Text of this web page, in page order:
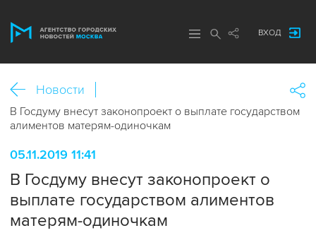
ВХОД
Новости
В Госдуму внесут законопроект о выплате государством
алиментов матерям-одиночкам
05.11.2019 11:41
В Госдуму внесут законопроект о
выплате государством алиментов
матерям-одиночкам